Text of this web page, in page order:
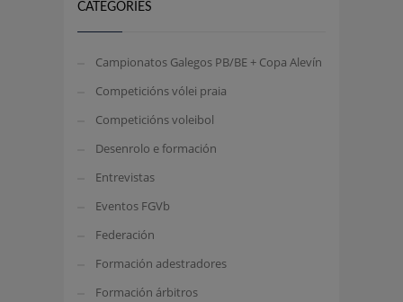
CATEGORIES
Campionatos Galegos PB/BE + Copa Alevín
Competicións vólei praia
Competicións voleibol
Desenrolo e formación
Entrevistas
Eventos FGVb
Federación
Formación adestradores
Formación árbitros